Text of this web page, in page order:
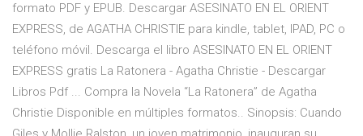
formato PDF y EPUB. Descargar ASESINATO EN EL ORIENT
EXPRESS, de AGATHA CHRISTIE para kindle, tablet, IPAD, PC o
teléfono móvil. Descarga el libro ASESINATO EN EL ORIENT
EXPRESS gratis La Ratonera - Agatha Christie - Descargar
Libros Pdf ... Compra la Novela “La Ratonera” de Agatha
Christie Disponible en múltiples formatos.. Sinopsis: Cuando